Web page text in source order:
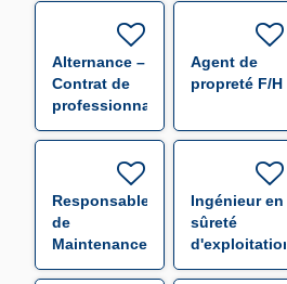
Alternance –
Contrat de
professionnalisation
QHSE F/H
Agent de
propreté F/H
Responsable
de
Maintenance
Nucléaire
Ingénieur en
sûreté
d'exploitation
(f/h)